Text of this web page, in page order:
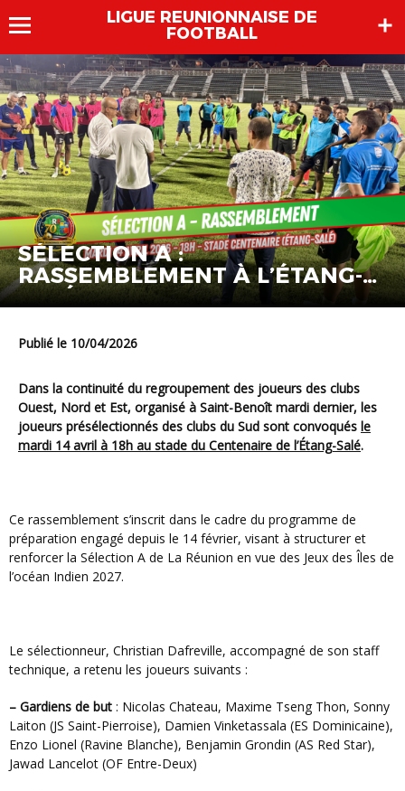
LIGUE REUNIONNAISE DE
FOOTBALL
SÉLECTION A :
RASSEMBLEMENT À L’ÉTANG-
SALÉ LE MARDI 14 AVRIL
Publié le 10/04/2026
Dans la continuité du regroupement des joueurs des clubs
Ouest, Nord et Est, organisé à Saint-Benoît mardi dernier, les
joueurs présélectionnés des clubs du Sud sont convoqués le
mardi 14 avril à 18h au stade du Centenaire de l’Étang-Salé.
Ce rassemblement s’inscrit dans le cadre du programme de
préparation engagé depuis le 14 février, visant à structurer et
renforcer la Sélection A de La Réunion en vue des Jeux des Îles de
l’océan Indien 2027.
Le sélectionneur, Christian Dafreville, accompagné de son staff
technique, a retenu les joueurs suivants :
– Gardiens de but : Nicolas Chateau, Maxime Tseng Thon, Sonny
Laiton (JS Saint-Pierroise), Damien Vinketassala (ES Dominicaine),
Enzo Lionel (Ravine Blanche), Benjamin Grondin (AS Red Star),
Jawad Lancelot (OF Entre-Deux)